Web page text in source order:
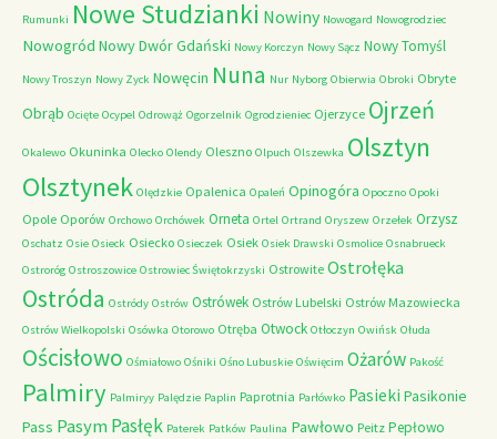
Rumunki Nowe Studzianki Nowiny Nowogard Nowogrodziec
Nowogród Nowy Dwór Gdański Nowy Korczyn Nowy Sącz Nowy Tomyśl
Nowy Troszyn Nowy Zyck Nowęcin Nuna Nur Nyborg Obierwia Obroki Obryte
Obrąb Ocięte Ocypel Odrowąż Ogorzelnik Ogrodzieniec Ojerzyce Ojrzeń
Okalewo Okuninka Olecko Olendy Oleszno Olpuch Olszewka Olsztyn
Olsztynek Olędzkie Opalenica Opaleń Opinogóra Opoczno Opoki
Opole Oporów Orchowo Orchówek Orneta Ortel Ortrand Oryszew Orzełek Orzysz
Oschatz Osie Osieck Osiecko Osieczek Osiek Osiek Drawski Osmolice Osnabrueck
Ostroróg Ostroszowice Ostrowiec Świętokrzyski Ostrowite Ostrołęka
Ostróda Ostródy Ostrów Ostrówek Ostrów Lubelski Ostrów Mazowiecka
Ostrów Wielkopolski Osówka Otorowo Otręba Otwock Otłoczyn Owińsk Ołuda
Ościsłowo Ośmiałowo Ośniki Ośno Lubuskie Oświęcim Ożarów Pakość
Palmiry Palmiryy Palędzie Paplin Paprotnia Parłówko Pasieki Pasikonie
Pass PasymPasłęk Paterek Patków Paulina Pawłowo Peitz Pepłowo